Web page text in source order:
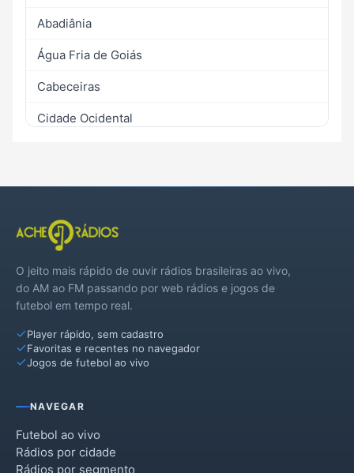
Abadiânia
Água Fria de Goiás
Cabeceiras
Cidade Ocidental
Mimoso de Goiás
Novo Gama
Padre Bernardo
Pirenópolis
Planaltina
Santo Antônio do Descoberto
Silvânia
Vila Boa
O jeito mais rápido de ouvir rádios brasileiras ao vivo,
do AM ao FM passando por web rádios e jogos de
futebol em tempo real.
Player rápido, sem cadastro
Favoritas e recentes no navegador
Jogos de futebol ao vivo
NAVEGAR
Futebol ao vivo
Rádios por cidade
Rádios por segmento